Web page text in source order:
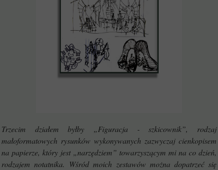
Trzecim działem byłby „Figuracja - szkicownik”, rodzaj
małoformatowych rysunków wykonywanych zazwyczaj cienkopisem
na papierze, który jest „narzędziem” towarzyszącym mi na co dzień,
rodzajem notatnika. Wśród moich zestawów można dopatrzeć się